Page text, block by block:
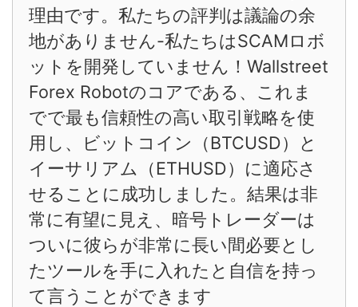
理由です。私たちの評判は議論の余
地がありません-私たちはSCAMロボ
ットを開発していません！Wallstreet
Forex Robotのコアである、これま
でで最も信頼性の高い取引戦略を使
用し、ビットコイン（BTCUSD）と
イーサリアム（ETHUSD）に適応さ
せることに成功しました。結果は非
常に有望に見え、暗号トレーダーは
ついに彼らが非常に長い間必要とし
たツールを手に入れたと自信を持っ
て言うことができます